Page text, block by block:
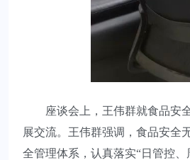
座谈会上，王伟群就食品安全
展交流。王伟群强调，食品安全
全管理体系，认真落实“日管控